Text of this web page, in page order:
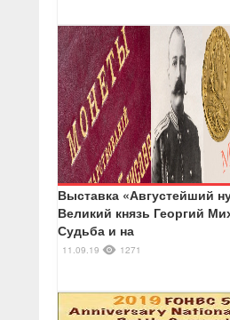
Выставка «Августейший
Великий князь Георгий
Судьба и на
11.09.19 1271